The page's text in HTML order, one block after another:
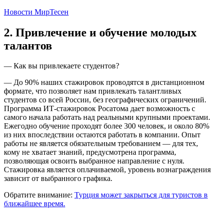
Новости МирТесен
2. Привлечение и обучение молодых
талантов
— Как вы привлекаете студентов?
— До 90% наших стажировок проводятся в дистанционном
формате, что позволяет нам привлекать талантливых
студентов со всей России, без географических ограничений.
Программа ИТ-стажировок Росатома дает возможность с
самого начала работать над реальными крупными проектами.
Ежегодно обучение проходят более 300 человек, и около 80%
из них впоследствии остаются работать в компании. Опыт
работы не является обязательным требованием — для тех,
кому не хватает знаний, предусмотрена программа,
позволяющая освоить выбранное направление с нуля.
Стажировка является оплачиваемой, уровень вознаграждения
зависит от выбранного графика.
Обратите внимание: Турция может закрыться для туристов в
ближайшее время.